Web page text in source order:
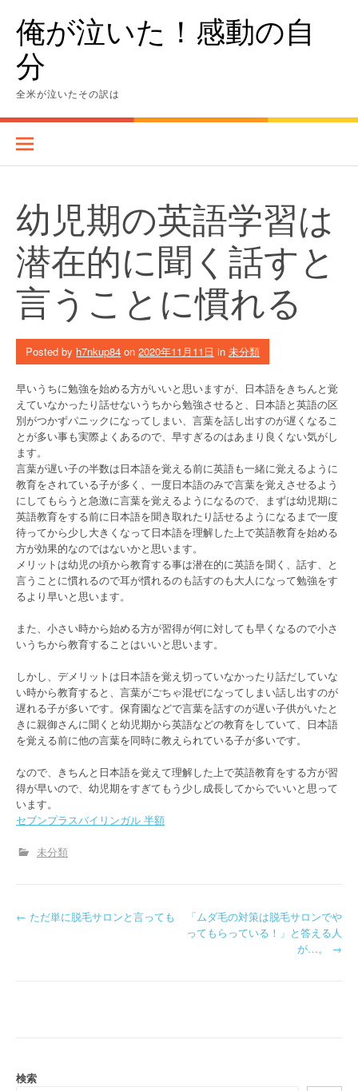
content俺が泣いた！感動の自
分
全米が泣いたその訳は
幼児期の英語学習は
潜在的に聞く話すと
言うことに慣れる
Posted by h7nkup84 on 2020年11月11日 in 未分類
早いうちに勉強を始める方がいいと思いますが、日本語をきちんと覚
えていなかったり話せないうちから勉強させると、日本語と英語の区
別がつかずパニックになってしまい、言葉を話し出すのが遅くなるこ
とが多い事も実際よくあるので、早すぎるのはあまり良くない気がし
ます。
言葉が遅い子の半数は日本語を覚える前に英語も一緒に覚えるように
教育をされている子が多く、一度日本語のみで言葉を覚えさせるよう
にしてもらうと急激に言葉を覚えるようになるので、まずは幼児期に
英語教育をする前に日本語を聞き取れたり話せるようになるまで一度
待ってから少し大きくなって日本語を理解した上で英語教育を始める
方が効果的なのではないかと思います。
メリットは幼児の頃から教育する事は潜在的に英語を聞く、話す、と
言うことに慣れるので耳が慣れるのも話すのも大人になって勉強をす
るより早いと思います。
また、小さい時から始める方が習得が何に対しても早くなるので小さ
いうちから教育することはいいと思います。
しかし、デメリットは日本語を覚え切っていなかったり話だしていな
い時から教育すると、言葉がごちゃ混ぜになってしまい話し出すのが
遅れる子が多いです。保育園などで言葉を話すのが遅い子供がいたと
きに親御さんに聞くと幼児期から英語などの教育をしていて、日本語
を覚える前に他の言葉を同時に教えられている子が多いです。
なので、きちんと日本語を覚えて理解した上で英語教育をする方が習
得が早いので、幼児期をすぎてもう少し成長してからでいいと思って
います。
セブンプラスバイリンガル 半額
未分類
P
a
← ただ単に脱毛サロンと言っても
「ムダ毛の対策は脱毛サロンでや
ってもらっている！」と答える人
が…。 →
検索